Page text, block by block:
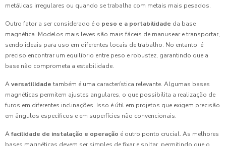
metálicas irregulares ou quando se trabalha com metais mais pesados.
Outro fator a ser considerado é o peso e a portabilidade da base
magnética. Modelos mais leves são mais fáceis de manusear e transportar,
sendo ideais para uso em diferentes locais de trabalho. No entanto, é
preciso encontrar um equilíbrio entre peso e robustez, garantindo que a
base não comprometa a estabilidade.
Aversatilidade também é uma característica relevante. Algumas bases
magnéticas permitem ajustes angulares, o que possibilita a realização de
furos em diferentes inclinações. Isso é útil em projetos que exigem precisão
em ângulos específicos e em superfícies não convencionais.
Afacilidade de instalação e operação é outro ponto crucial. As melhores